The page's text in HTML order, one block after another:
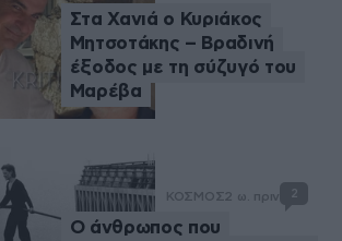
Στα Χανιά ο Κυριάκος
Μητσοτάκης – Βραδινή
έξοδος με τη σύζυγό του
Μαρέβα
ΚΟΣΜΟΣ2 ω. πριν 2
Ο άνθρωπος που